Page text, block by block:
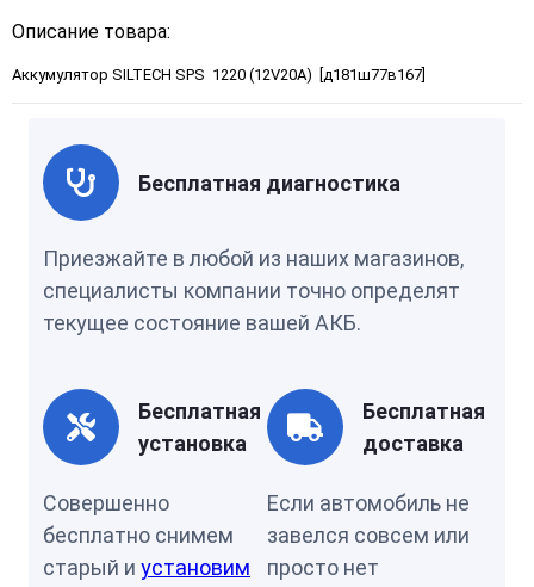
Описание товара:
Аккумулятор SILTECH SPS 1220 (12V20A) [д181ш77в167]
Бесплатная диагностика
Приезжайте в любой из наших магазинов,
специалисты компании точно определят
текущее состояние вашей АКБ.
Бесплатная
установка
Совершенно
бесплатно снимем
старый и установим
Бесплатная
доставка
Если автомобиль не
завелся совсем или
просто нет